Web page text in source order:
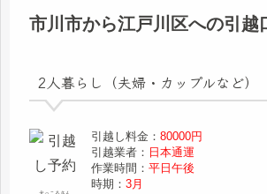
市川市から江戸川区への引越
2人暮らし（夫婦・カップルなど）
犬っころさん
引越し料金：80000円
引越業者： 日本通運
作業時間：平日午後
時期：3月